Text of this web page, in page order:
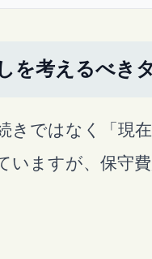
を考えるべき
きではなく「現
いますが、保守